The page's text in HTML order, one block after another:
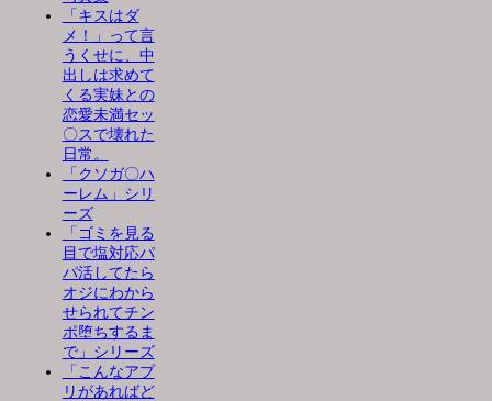
「キスはダ
メ！」って言
うくせに、中
出しは求めて
くる実妹との
恋愛未満セッ
〇スで壊れた
日常。
「クソガ〇ハ
ーレム」シリ
ーズ
「ゴミを見る
目で塩対応パ
パ活してたら
オジにわから
せられてチン
ポ堕ちするま
で」シリーズ
「こんなアプ
リがあればど